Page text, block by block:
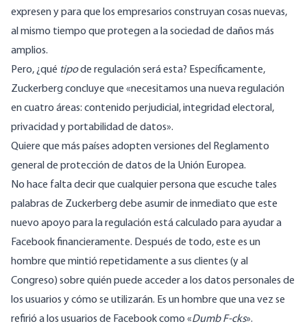
expresen y para que los empresarios construyan cosas nuevas,
al mismo tiempo que protegen a la sociedad de daños más
amplios.
Pero, ¿qué tipode regulación será esta? Específicamente,
Zuckerberg concluye que «necesitamos una nueva regulación
en cuatro áreas: contenido perjudicial, integridad electoral,
privacidad y portabilidad de datos».
Quiere que más países adopten versiones del
Reglamento
general de protección de datos de la Unión Europea.
No hace falta decir que cualquier persona que escuche tales
palabras de Zuckerberg debe asumir de inmediato que este
nuevo apoyo para la regulación está calculado para ayudar a
Facebook financieramente. Después de todo, este es un
hombre que mintió repetidamente a sus clientes (y al
Congreso) sobre quién puede acceder a los datos personales de
los usuarios y cómo se utilizarán. Es un hombre que una vez se
refirió a los usuarios de Facebookcomo «Dumb F-cks».